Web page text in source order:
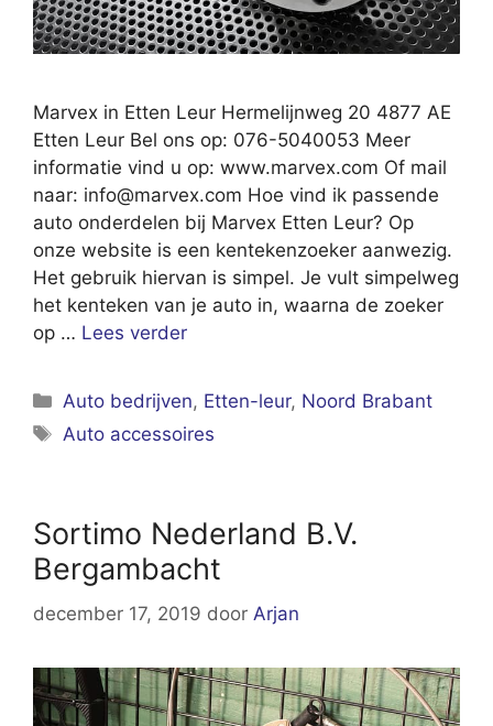
Marvex in Etten Leur Hermelijnweg 20 4877 AE
Etten Leur Bel ons op: 076-5040053 Meer
informatie vind u op: www.marvex.com Of mail
naar: info@marvex.com Hoe vind ik passende
auto onderdelen bij Marvex Etten Leur? Op
onze website is een kentekenzoeker aanwezig.
Het gebruik hiervan is simpel. Je vult simpelweg
het kenteken van je auto in, waarna de zoeker
op … Lees verder
Categorieën
Auto bedrijven, Etten-leur, Noord Brabant
Tags
Auto accessoires
Sortimo Nederland B.V.
Bergambacht
december 17, 2019 door Arjan